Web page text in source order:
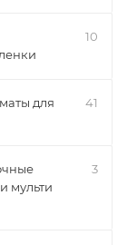
10
для
41
мульти
3